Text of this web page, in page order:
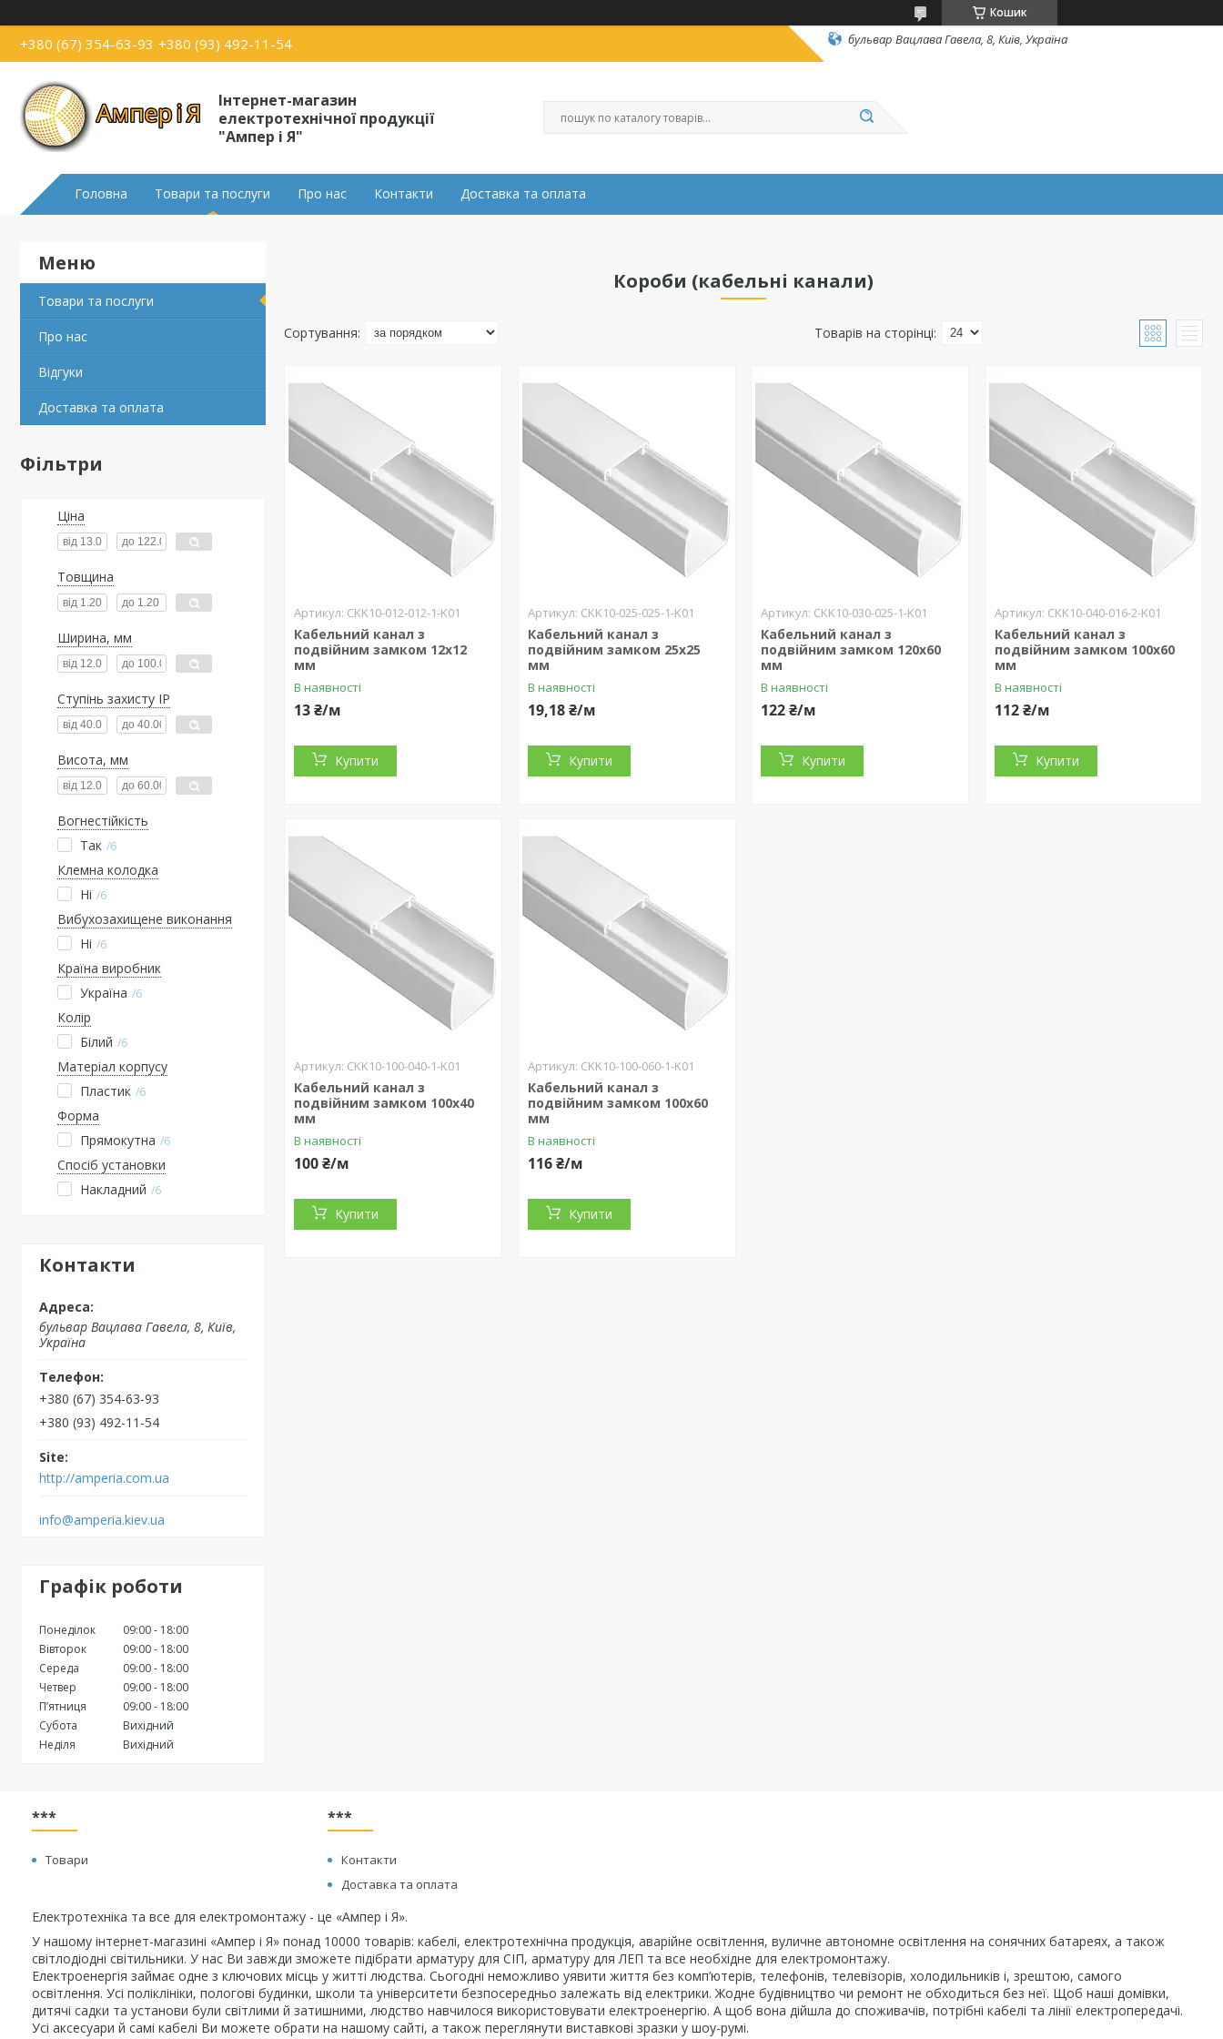
Кошик
+380 (67) 354-63-93 +380 (93) 492-11-54 бульвар Вацлава Гавела, 8, Київ, Україна
Інтернет-магазин
електротехнічної продукції
"Ампер і Я"
Головна Товари та послуги Про нас Контакти Доставка та оплата
Товари та послуги
Про нас
Відгуки
Доставка та оплата
Фільтри
Ціна
Товщина
Ширина, мм
Ступінь захисту IP
Висота, мм
Вогнестійкість
Так 6
Клемна колодка
Ні
6
Вибухозахищене виконання
Ні
6
Країна виробник
Україна
6
Колір
Білий
6
Матеріал корпусу
Пластик 6
Форма
Прямокутна
6
Спосіб установки
Накладний
6
Контакти
бульвар Вацлава Гавела, 8, Київ,
Україна
+380 (67) 354-63-93
+380 (93) 492-11-54
http://amperia.com.ua
info@amperia.kiev.ua
Графік роботи
Понеділок 09:00
18:00
Вівторок
09:00
18:00
Середа
09:00
18:00
Четвер
09:00
18:00
Пʼятниця
09:00
18:00
Субота
Вихідний
Неділя
Вихідний
Короби (кабельні канали)
CKK10-012-012-1-K01
Кабельний канал з
подвійним замком 12х12
мм
В наявності
13 ₴/м
Купити
CKK10-025-025-1-K01
Кабельний канал з
подвійним замком 25х25
мм
В наявності
19,18 ₴/м
Купити
CKK10-030-025-1-K01
Кабельний канал з
подвійним замком 120х60
мм
В наявності
122 ₴/м
Купити
CKK10-040-016-2-K01
Кабельний канал з
подвійним замком 100х60
мм
В наявності
112 ₴/м
Купити
CKK10-100-040-1-K01
Кабельний канал з
подвійним замком 100х40
мм
В наявності
100 ₴/м
Купити
CKK10-100-060-1-K01
Кабельний канал з
подвійним замком 100х60
мм
В наявності
116 ₴/м
Купити
***
Товари
***
Контакти
Доставка та оплата
Електротехніка та все для електромонтажу - це «Ампер і Я».
У нашому інтернет-магазині «Ампер і Я» понад 10000 товарів: кабелі, електротехнічна продукція, аварійне освітлення, вуличне автономне освітлення на сонячних батареях, а також
світлодіодні світильники. У нас Ви завжди зможете підібрати арматуру для СІП, арматуру для ЛЕП та все необхідне для електромонтажу.
Електроенергія займає одне з ключових місць у житті людства. Сьогодні неможливо уявити життя без комп’ютерів, телефонів, телевізорів, холодильників і, зрештою, самого
освітлення. Усі поліклініки, пологові будинки, школи та університети безпосередньо залежать від електрики. Жодне будівництво чи ремонт не обходиться без неї. Щоб наші домівки,
дитячі садки та установи були світлими й затишними, людство навчилося використовувати електроенергію. А щоб вона дійшла до споживачів, потрібні кабелі та лінії електропередачі.
Усі аксесуари й самі кабелі Ви можете обрати на нашому сайті, а також переглянути виставкові зразки у шоу-румі.